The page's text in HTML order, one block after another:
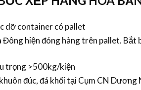
dỡ container có pallet
hiện đóng hàng trên pallet. Bắt
trọng >500kg/kiện
đúc, đá khối tại Cụm CN Dương